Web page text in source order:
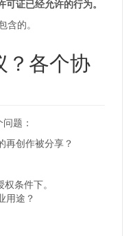
证已经允许的行为。
的。
？各个协
题：
再创作被分享？
条件下。
用途？